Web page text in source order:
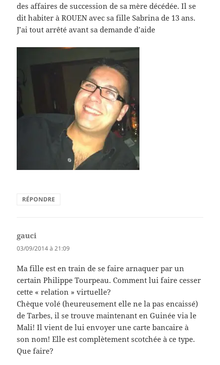
des affaires de succession de sa mère décédée. Il se
dit habiter à ROUEN avec sa fille Sabrina de 13 ans.
J’ai tout arrêté avant sa demande d’aide
RÉPONDRE
gauci
03/09/2014 à 21:09
Ma fille est en train de se faire arnaquer par un
certain Philippe Tourpeau. Comment lui faire cesser
cette « relation » virtuelle?
Chèque volé (heureusement elle ne la pas encaissé)
de Tarbes, il se trouve maintenant en Guinée via le
Mali! Il vient de lui envoyer une carte bancaire à
son nom! Elle est complètement scotchée à ce type.
Que faire?